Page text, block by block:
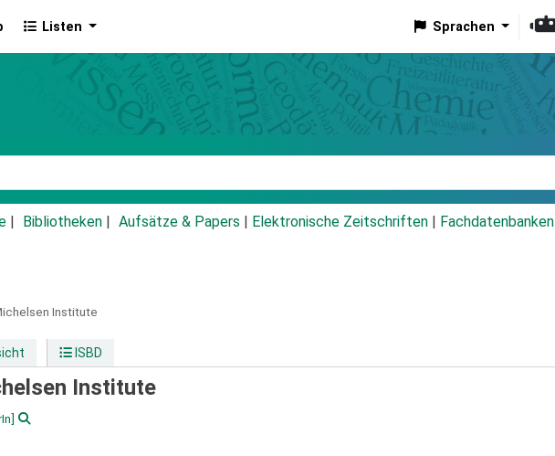
Listen Sprachen
Bibliotheken Aufsätze & Papers Elektronische Zeitschriften Fachdatenbanken
Institute
ISBD
Institute